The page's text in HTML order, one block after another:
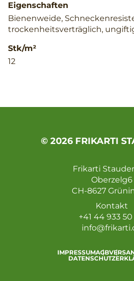
Eigenschaften
Bienenweide,
trockenheitsverträglich,
Stk/m²
12
© 2026 FRIKARTI
Frikarti
Oberzelg6
CH-8627
Kontakt
+41 44 933
IMPRESSUMAGB